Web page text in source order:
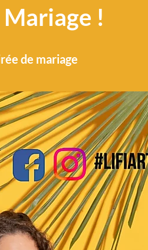
!
de mariage